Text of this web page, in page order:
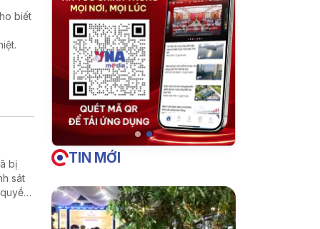
biết
bị
sát
TIN MỚI